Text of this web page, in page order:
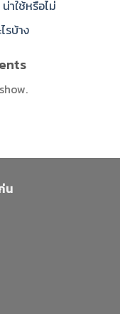
าใช้หรือไม่
รบ้าง
น